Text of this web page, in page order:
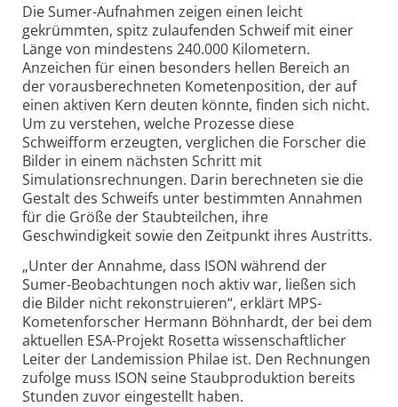
Die Sumer-Aufnahmen zeigen einen leicht
gekrümmten, spitz zulaufenden Schweif mit einer
Länge von mindestens 240.000 Kilometern.
Anzeichen für einen besonders hellen Bereich an
der vorausberechneten Kometenposition, der auf
einen aktiven Kern deuten könnte, finden sich nicht.
Um zu verstehen, welche Prozesse diese
Schweifform erzeugten, verglichen die Forscher die
Bilder in einem nächsten Schritt mit
Simulationsrechnungen. Darin berechneten sie die
Gestalt des Schweifs unter bestimmten Annahmen
für die Größe der Staubteilchen, ihre
Geschwindigkeit sowie den Zeitpunkt ihres Austritts.
„Unter der Annahme, dass ISON während der
Sumer-Beobachtungen noch aktiv war, ließen sich
die Bilder nicht rekonstruieren“, erklärt MPS-
Kometenforscher Hermann Böhnhardt, der bei dem
aktuellen ESA-Projekt Rosetta wissenschaftlicher
Leiter der Landemission Philae ist. Den Rechnungen
zufolge muss ISON seine Staubproduktion bereits
Stunden zuvor eingestellt haben.